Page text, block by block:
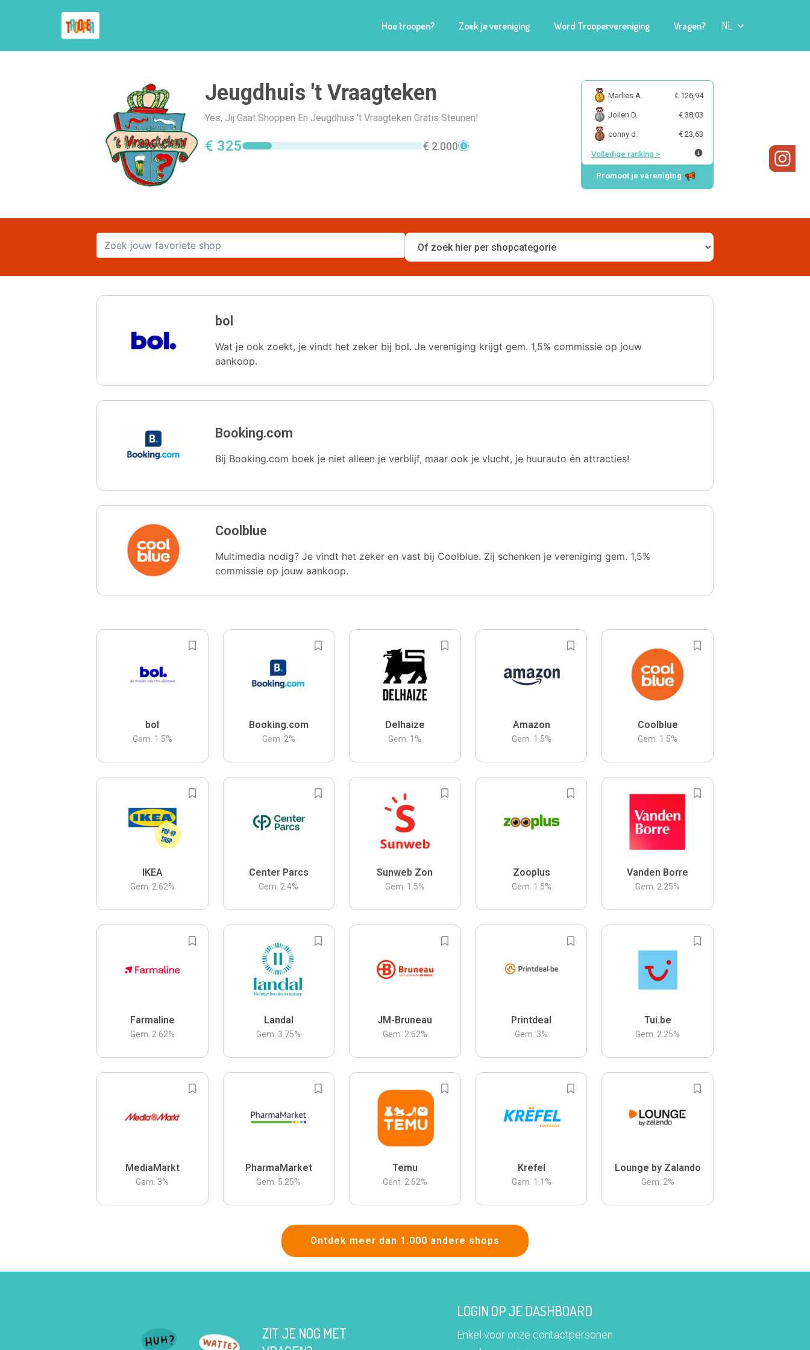
Hoe troopen? Zoek je vereniging Word Troopervereniging Vragen? NL
Jeugdhuis 't Vraagteken
Yes, Jij Gaat Shoppen En Jeugdhuis 't Vraagteken Gratis Steunen!
€ 325 € 2.000
Marlies A. € 126,94
Jolien D. € 38,03
conny d. € 23,63
Volledige ranking >
Promoot je vereniging
bol
Wat je ook zoekt, je vindt het zeker bij bol. Je vereniging krijgt gem. 1,5% commissie op jouw
aankoop.
Booking.com
Bij Booking.com boek je niet alleen je verblijf, maar ook je vlucht, je huurauto én attracties!
Coolblue
Multimedia nodig? Je vindt het zeker en vast bij Coolblue. Zij schenken je vereniging gem. 1,5%
commissie op jouw aankoop.
bol
Gem. 1.5%
Booking.com
Gem. 2%
Delhaize
Gem. 1 %
Amazon
Gem. 1.5%
Coolblue
Gem. 1.5%
IKEA
Gem. 2.62%
Center Parcs
Gem. 2.4%
Sunweb Zon
Gem. 1.5%
Zooplus
Gem. 1.5%
Vanden Borre
Gem. 2.25%
Farmaline
Gem. 2.62%
Landal
Gem. 3.75%
JM-Bruneau
Gem. 2.62%
Printdeal
Gem. 3%
Tui.be
Gem. 2.25%
MediaMarkt
Gem. 3%
PharmaMarket
Gem. 5.25%
Temu
Gem. 2.62%
Krefel
Gem. 1.1 %
Lounge by Zalando
Gem. 2%
Ontdek meer dan 1.000 andere shops
ZIT JE NOG MET
LOGIN OP JE DASHBOARD
Enkel voor onze contactpersonen